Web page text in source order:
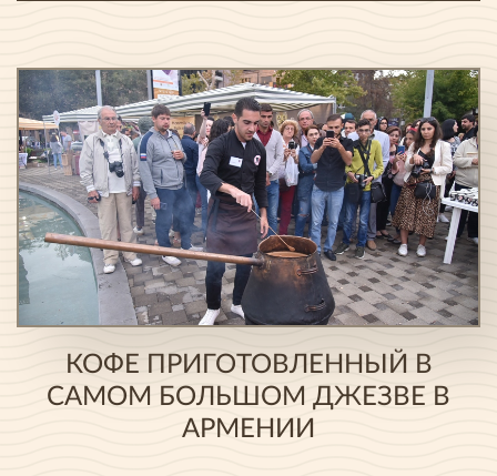
КОФЕ ПРИГОТОВЛЕННЫЙ В
САМОМ БОЛЬШОМ ДЖЕЗВЕ В
АРМЕНИИ